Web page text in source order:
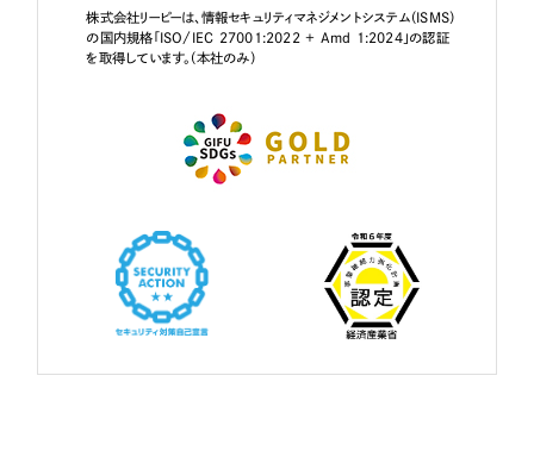
株式会社リーピーは、情報セキュリティマネジメントシステム（ISMS）
の国内規格「ISO/IEC 27001:2022 + Amd 1:2024」の認証
を取得しています。（本社のみ）